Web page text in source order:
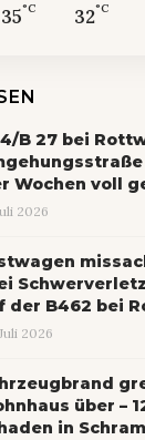
35°C 32°C
B 27 bei
Wochen voll
2026
der B462 bei
2026
über –
in